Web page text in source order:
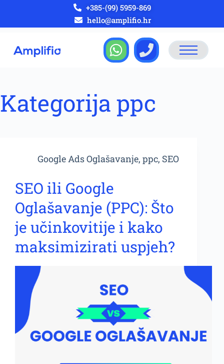
+385-(99) 5959-869
hello@amplifio.hr
Kategorija ppc
Google Ads Oglašavanje, ppc, SEO
SEO ili Google
Oglašavanje (PPC): Što
je učinkovitije i kako
maksimizirati uspjeh?